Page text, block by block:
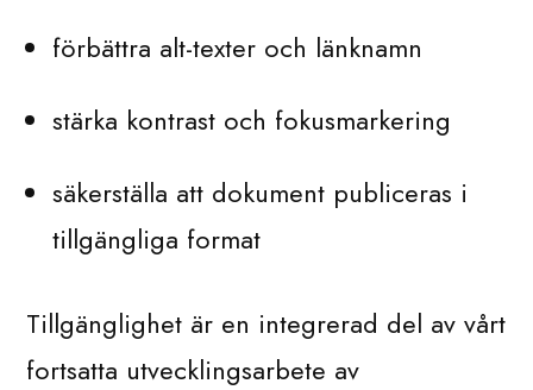
förbättra alt-texter och länknamn
stärka kontrast och fokusmarkering
säkerställa att dokument publiceras i
tillgängliga format
Tillgänglighet är en integrerad del av vårt
fortsatta utvecklingsarbete av